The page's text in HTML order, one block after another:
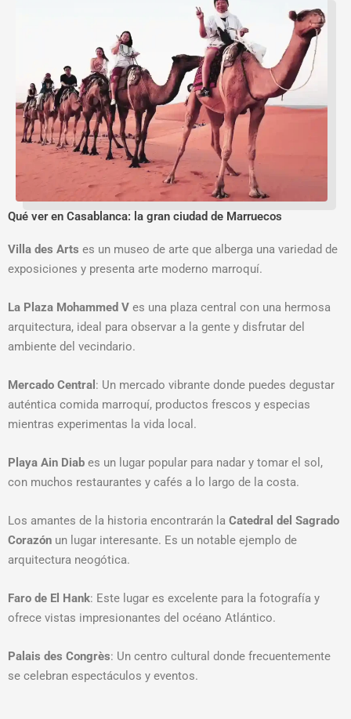
Qué ver en Casablanca: la gran ciudad de Marruecos
Villa des Arts es un museo de arte que alberga una variedad de
exposiciones y presenta arte moderno marroquí.
La Plaza Mohammed V es una plaza central con una hermosa
arquitectura, ideal para observar a la gente y disfrutar del
ambiente del vecindario.
Mercado Central : Un mercado vibrante donde puedes degustar
auténtica comida marroquí, productos frescos y especias
mientras experimentas la vida local.
Playa Ain Diab es un lugar popular para nadar y tomar el sol,
con muchos restaurantes y cafés a lo largo de la costa.
Los amantes de la historia encontrarán la Catedral del Sagrado
Corazón un lugar interesante. Es un notable ejemplo de
arquitectura neogótica.
Faro de El Hank: Este lugar es excelente para la fotografía y
ofrece vistas impresionantes del océano Atlántico.
Palais des Congrès: Un centro cultural donde frecuentemente
se celebran espectáculos y eventos.